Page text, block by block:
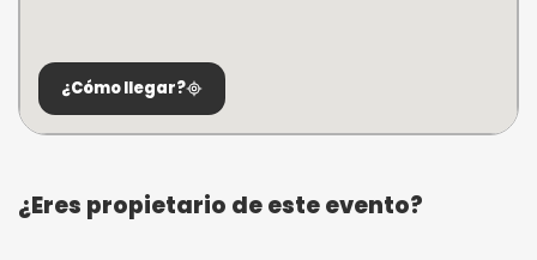
¿Cómo llegar?
¿Eres propietario de este evento?